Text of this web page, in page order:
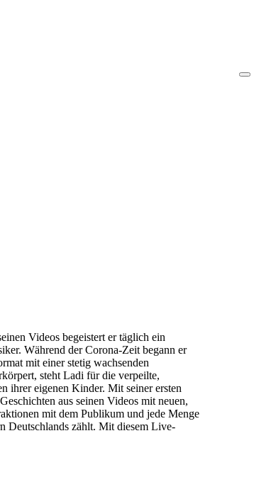
Videos begeistert er täglich ein
Während der Corona-Zeit begann er
mit einer stetig wachsenden
steht Ladi für die verpeilte,
ihrer eigenen Kinder. Mit seiner ersten
aus seinen Videos mit neuen,
mit dem Publikum und jede Menge
Deutschlands zählt. Mit diesem Live-